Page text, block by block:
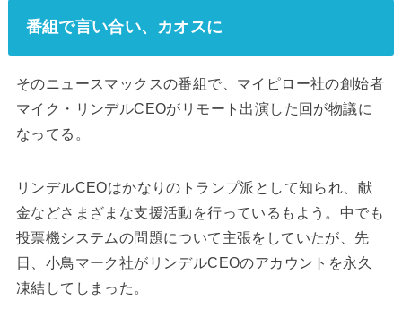
番組で言い合い、カオスに
そのニュースマックスの番組で、マイピロー社の創始者
マイク・リンデルCEOがリモート出演した回が物議に
なってる。
リンデルCEOはかなりのトランプ派として知られ、献
金などさまざまな支援活動を行っているもよう。中でも
投票機システムの問題について主張をしていたが、先
日、小鳥マーク社がリンデルCEOのアカウントを永久
凍結してしまった。